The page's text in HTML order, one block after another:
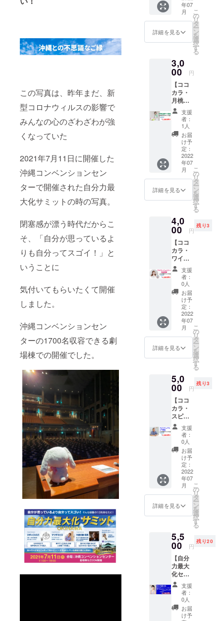
この写真は、昨年まだ、新
型コロナウィルスの影響で
みんなの心のざわざわが強
くなっていた
2021年7月11日に開催した
沖縄コンベンションセン
ターで開催された自分力最
大化サミットの時の写真。
閉塞感が漂う時代だからこ
そ、「自分が思っているよ
りも自分ってスゴイ！」と
いうことに
気付いてもらいたくて開催
しました。
沖縄コンベンションセン
ターの1700名収容できる劇
場棟での開催でした。
す。
（提供
に関し
てダイ
可をい
ただい
ま
す。）
☆コ
ワーキ
ング
1day利
用チ
ケット2
枚【7月
1日以降
ご利用
可能】
沖縄
or名古
るコ
ワーキ
ング
1day利
用チ
ケット2
枚にな
りま
す。
どんな
場所に
なった
なぁ？
を体験
てくだ
さい。
筆のお
礼の手
紙 ご
支援を
いただ
いた方
に倉持
淳子が
心を
込めた
お礼状
をお届
けいた
しま
いらな
いけど
応援を
したい
と思っ
向けで
す。 私
たちか
ら心を
込め
て、お
礼の
メール
をお送
りさせ
てくだ
さい。
年07
月
詳細を見る
こ
の
リ
タ
ー
ン
を
選
択
す
る
3,0
00 円
【ココ
カラ・
月桃石
鹼講座
+チケッ
ト1,000
円分】
heart＆
greenさ
んの
『月桃
石鹼作
り講
座』
3,300円
キング
スペー
スやカ
ル
チャー
スクー
ルに使
えるチ
ケット
1,000円
分付き
4,400円
相当が
3,000円
で受け
られま
す。 ※
料費が
別途
かかり
ます。
支援
者：
1人
お届
け予
定：
2022
年07
月
詳細を見る
こ
の
リ
タ
ー
ン
を
選
択
す
る
4,0
00 円
残り3
【ココ
カラ・
ワイ
ヤー
ジュエ
リー初
級講座
+チケッ
ト1,000
円分】
Happy
WAVE
・岩本
みゆき
さんの
ジュエ
リー初
級講座
講座』
4,400円
(税込)
と、コ
ワーキ
ングス
ペース
やカル
チャー
スクー
ルに使
えるチ
ケット
1,000円
5,500円
が、
4,000円
られま
す。 ※
材料費
は別途
2,200円
かかり
ますの
でご了
支援
者：
0人
お届
け予
定：
2022
年07
月
詳細を見る
こ
の
リ
タ
ー
ン
を
選
択
す
る
5,0
00 円
残り3
【ココ
カラ・
スピリ
チュア
ル入門
講座+チ
ケット
1,000円
分】 光
珠・田
中毅先
生の
『スピ
リチュ
アル入
5,500円
(税込)+
コワー
キング
スペー
スやカ
ル
チャー
スクー
ルに使
えるチ
支援
者：
0人
お届
け予
定：
2022
年07
月
詳細を見る
こ
の
リ
タ
ー
ン
を
選
択
す
る
5,5
00 円
残り20
【自分
力最大
化セミ
ナー
+1,000
円商品
券】 ☆
自分力
支援
者：
0人
お届
け予